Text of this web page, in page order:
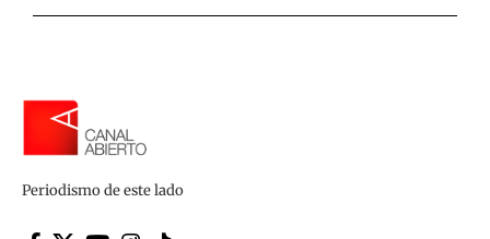
Periodismo de este lado